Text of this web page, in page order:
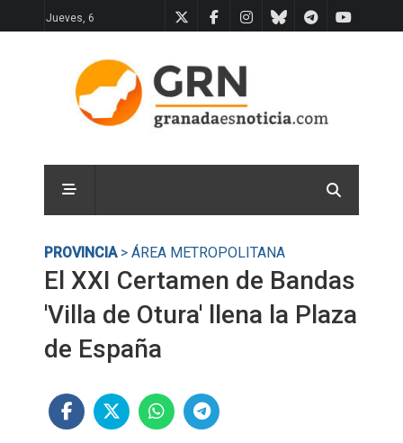
Jueves, 6
PROVINCIA> ÁREA METROPOLITANA
El XXI Certamen de Bandas
'Villa de Otura' llena la Plaza
de España